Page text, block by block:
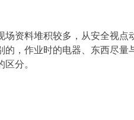
资料堆积较多，从安全视点
，作业时的电器、东西尽
分。